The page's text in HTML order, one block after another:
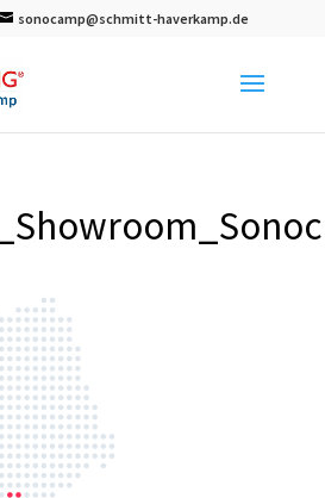
sonocamp@schmitt-haverkamp.de